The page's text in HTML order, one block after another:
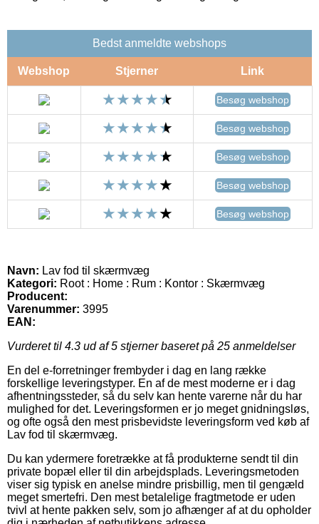
Bedst anmeldte webshops
Webshop Stjerner Link
Besøg webshop
Besøg webshop
Besøg webshop
Besøg webshop
Besøg webshop
Navn: Lav fod til skærmvæg
Kategori: Root : Home : Rum : Kontor : Skærmvæg
Producent:
Varenummer: 3995
EAN:
Vurderet til 4.3 ud af 5 stjerner baseret på 25 anmeldelser
En del e-forretninger frembyder i dag en lang række
forskellige leveringstyper. En af de mest moderne er i dag
afhentningssteder, så du selv kan hente varerne når du har
mulighed for det. Leveringsformen er jo meget gnidningsløs,
og ofte også den mest prisbevidste leveringsform ved køb af
Lav fod til skærmvæg.
Du kan ydermere foretrække at få produkterne sendt til din
private bopæl eller til din arbejdsplads. Leveringsmetoden
viser sig typisk en anelse mindre prisbillig, men til gengæld
meget smertefri. Den mest betalelige fragtmetode er uden
tvivl at hente pakken selv, som jo afhænger af at du opholder